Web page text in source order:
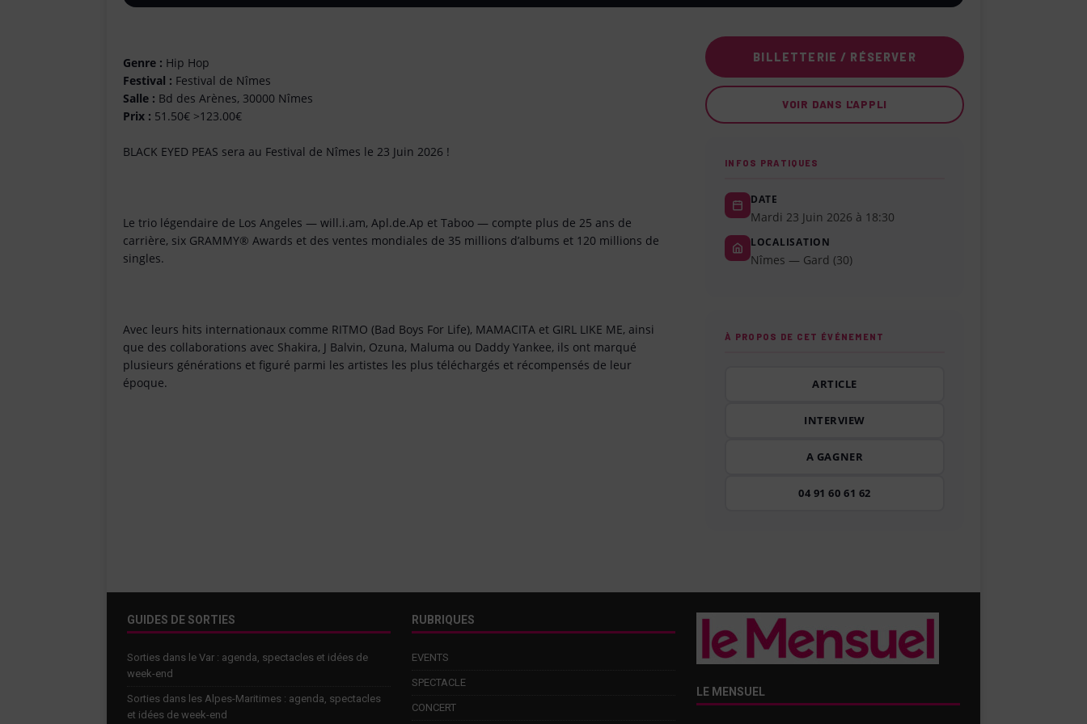
Genre : Hip Hop
Festival : Festival de Nîmes
Salle : Bd des Arènes, 30000 Nîmes
Prix : 51.50€ >123.00€
BLACK EYED PEAS sera au Festival de Nîmes le 23 Juin 2026 !
Le trio légendaire de Los Angeles — will.i.am, Apl.de.Ap et Taboo — compte plus de 25 ans de
carrière, six GRAMMY® Awards et des ventes mondiales de 35 millions d’albums et 120 millions de
singles.
Avec leurs hits internationaux comme RITMO (Bad Boys For Life), MAMACITA et GIRL LIKE ME, ainsi
que des collaborations avec Shakira, J Balvin, Ozuna, Maluma ou Daddy Yankee, ils ont marqué
plusieurs générations et figuré parmi les artistes les plus téléchargés et récompensés de leur
époque.
BILLETTERIE / RÉSERVER
VOIR DANS L'APPLI
INFOS PRATIQUES
DATE
Mardi 23 Juin 2026 à 18:30
LOCALISATION
Nîmes — Gard (30)
À PROPOS DE CET ÉVÉNEMENT
ARTICLE
INTERVIEW
A GAGNER
04 91 60 61 62
GUIDES DE SORTIES
Sorties dans le Var : agenda, spectacles et idées de
week-end
Sorties dans les Alpes-Maritimes : agenda, spectacles
et idées de week-end
RUBRIQUES
EVENTS
SPECTACLE
CONCERT
LE MENSUEL